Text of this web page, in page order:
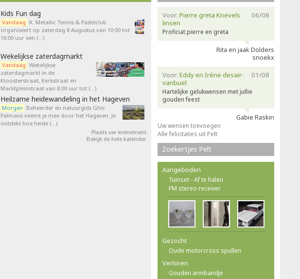
Kids Fun dag
Vandaag K. Metallic Tennis & Padelclub
organiseert op zaterdag 8 Augustus van 10:00 tot
16:00 uur een (…)
Wekelijkse zaterdagmarkt
Vandaag Wekelijkse
zaterdagmarkt in de
Kloosterstraat, Kerkstraat en
Marktpleinstraat van 8.00 uur tot (…)
Heilzame heidewandeling in het Hageven
Morgen Beheerder en natuurgids Ghis
Palmans neemt je mee door het Hageven. Je
ontdekt hoe heide (…)
Plaats uw evenement
Bekijk de hele kalender
06/08
Voor: Pierre greta Knevels
linsen
Proficiat pierre en greta
Rita en jaak Dolders
snoekx
01/08
Voor: Eddy en Irène desair-
vanbuel
Hartelijke gelukwensen met jullie
gouden feest
Gabie Raskin
Uw wensen toevoegen
Alle felicitaties uit Pelt
Zoekertjes Pelt
Aangeboden
Tuinset - Af te halen
FM stereo receiver
Gezocht
Oude motorcross spullen
Verloren
Gouden armbandje